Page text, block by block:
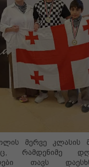
მერვე კლასის
რამდენიმე
თავს